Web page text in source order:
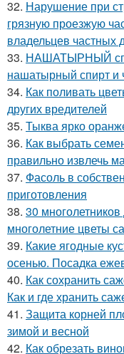
32. Нарушение при
грязную проезжую
владельцев частных
33. НАШАТЫРНЫЙ
нашатырный спирт и
34. Как поливать
других вредителей
35. Тыква ярко
36. Как выбрать
правильно извлечь
37. Фасоль в
приготовления
38. 30
многолетние цветы
39. Какие ягодные
осенью. Посадка
40. Как сохранить
Как и где хранить
41. Защита корней
зимой и весной
42. Как обрезать